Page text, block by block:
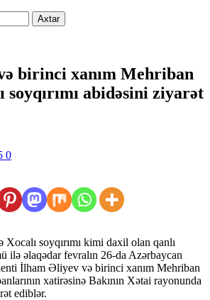
birinci xanım Mehriban
abidəsini ziyarət
0
soyqırımı kimi daxil olan qanlı
ilə əlaqədar fevralın 26-da Azərbaycan
İlham Əliyev və birinci xanım Mehriban
xatirəsinə Bakının Xətai rayonunda
ediblər.